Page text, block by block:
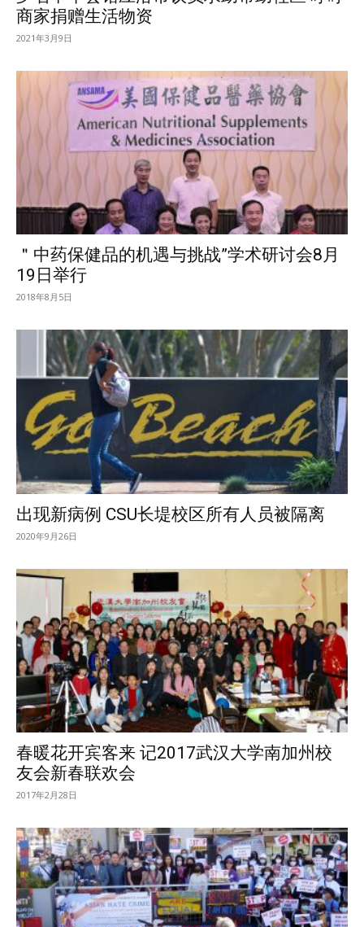
商家捐赠生活物资
2021年3月9日
＂中药保健品的机遇与挑战”学术研讨会8月
19日举行
2018年8月5日
出现新病例 CSU长堤校区所有人员被隔离
2020年9月26日
春暖花开宾客来 记2017武汉大学南加州校
友会新春联欢会
2017年2月28日